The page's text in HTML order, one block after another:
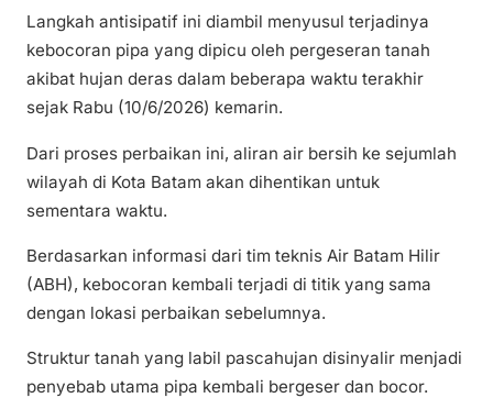
Langkah antisipatif ini diambil menyusul terjadinya
kebocoran pipa yang dipicu oleh pergeseran tanah
akibat hujan deras dalam beberapa waktu terakhir
sejak Rabu (10/6/2026) kemarin.
Dari proses perbaikan ini, aliran air bersih ke sejumlah
wilayah di Kota Batam akan dihentikan untuk
sementara waktu.
Berdasarkan informasi dari tim teknis Air Batam Hilir
(ABH), kebocoran kembali terjadi di titik yang sama
dengan lokasi perbaikan sebelumnya.
Struktur tanah yang labil pascahujan disinyalir menjadi
penyebab utama pipa kembali bergeser dan bocor.